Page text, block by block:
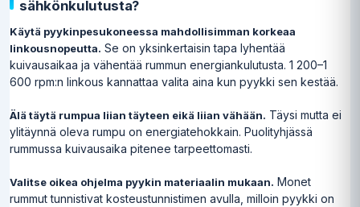
sähkönkulutusta?
Käytä pyykinpesukoneessa mahdollisimman korkeaa
linkousnopeutta. Se on yksinkertaisin tapa lyhentää
kuivausaikaa ja vähentää rummun energiankulutusta. 1 200–1
600 rpm:n linkous kannattaa valita aina kun pyykki sen kestää.
Älä täytä rumpua liian täyteen eikä liian vähään. Täysi mutta ei
ylitäynnä oleva rumpu on energiatehokkain. Puolityhjässä
rummussa kuivausaika pitenee tarpeettomasti.
Valitse oikea ohjelma pyykin materiaalin mukaan. Monet
rummut tunnistivat kosteustunnistimen avulla, milloin pyykki on